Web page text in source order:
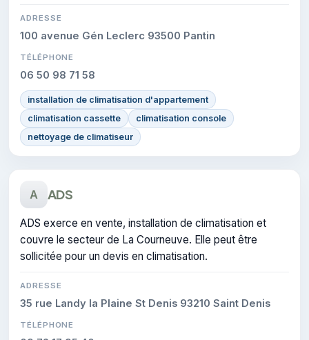
ADRESSE
100 avenue Gén Leclerc 93500 Pantin
TÉLÉPHONE
06 50 98 71 58
installation de climatisation d'appartement
climatisation cassette
climatisation console
nettoyage de climatiseur
A ADS
ADS exerce en vente, installation de climatisation et
couvre le secteur de La Courneuve. Elle peut être
sollicitée pour un devis en climatisation.
ADRESSE
35 rue Landy la Plaine St Denis 93210 Saint Denis
TÉLÉPHONE